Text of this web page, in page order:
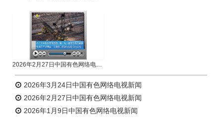
2026年2月27日中国有色网络电视新闻
2026年3月24日中国有色网络电视新闻
2026年2月27日中国有色网络电视新闻
2026年1月9日中国有色网络电视新闻